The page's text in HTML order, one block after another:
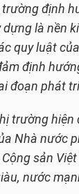
định
là nền
quy luật
định
đoạn phát
trường hiện
Nhà nước
sản
nước